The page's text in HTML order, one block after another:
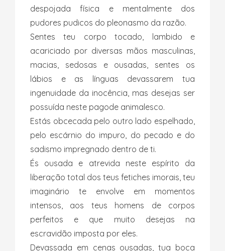
despojada física e mentalmente dos
pudores pudicos do pleonasmo da razão.
Sentes teu corpo tocado, lambido e
acariciado por diversas mãos masculinas,
macias, sedosas e ousadas, sentes os
lábios e as línguas devassarem tua
ingenuidade da inocência, mas desejas ser
possuída neste pagode animalesco.
Estás obcecada pelo outro lado espelhado,
pelo escárnio do impuro, do pecado e do
sadismo impregnado dentro de ti.
És ousada e atrevida neste espírito da
liberação total dos teus fetiches imorais, teu
imaginário te envolve em momentos
intensos, aos teus homens de corpos
perfeitos e que muito desejas na
escravidão imposta por eles.
Devassada em cenas ousadas, tua boca